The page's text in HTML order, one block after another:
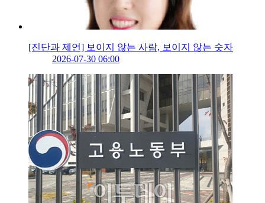
[진단과 제언] 보이지 않는 사람, 보이지 않는 숫자
2026-07-30 06:00